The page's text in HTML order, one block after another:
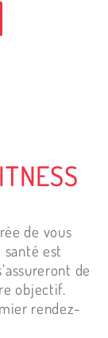
de vous
santé est
de
objectif.
rendez-